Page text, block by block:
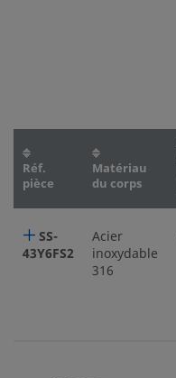
Réf.
pièce
Matériau
du corps
SS-
43Y6FS2
Acier
inoxydable
316